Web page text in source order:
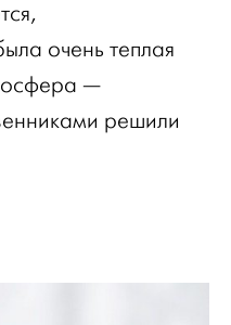
очень теплая
—
решили